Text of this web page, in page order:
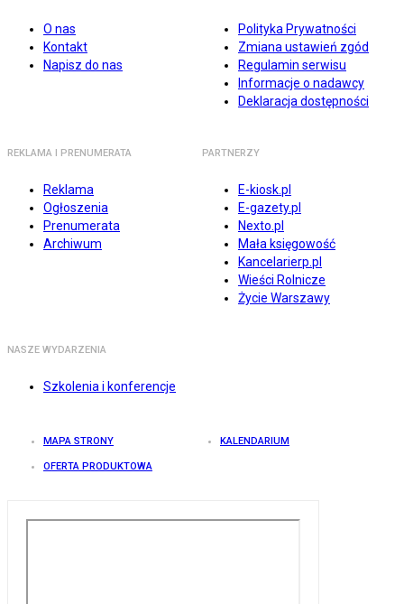
O nas
Kontakt
Napisz do nas
Polityka Prywatności
Zmiana ustawień zgód
Regulamin serwisu
Informacje o nadawcy
Deklaracja dostępności
REKLAMA I PRENUMERATA
Reklama
Ogłoszenia
Prenumerata
Archiwum
PARTNERZY
E-kiosk.pl
E-gazety.pl
Nexto.pl
Mała księgowość
Kancelarierp.pl
Wieści Rolnicze
Życie Warszawy
NASZE WYDARZENIA
Szkolenia i konferencje
MAPA STRONY KALENDARIUM
OFERTA PRODUKTOWA